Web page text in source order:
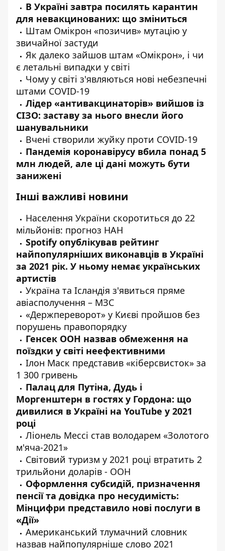
В Україні завтра посилять карантин
для невакцинованих: що зміниться
Штам Омікрон «позичив» мутацію у
звичайної застуди
Як далеко зайшов штам «Омікрон», і чи
є летальні випадки у світі
Чому у світі з'являються нові небезпечні
штами COVID-19
Лідер «антивакцинаторів» вийшов із
СІЗО: заставу за нього внесли його
шанувальники
Вчені створили жуйку проти COVID-19
Пандемія коронавірусу вбила понад 5
млн людей, але ці дані можуть бути
занижені
Інші важливі новини
Населення України скоротиться до 22
мільйонів: прогноз НАН
Spotify опублікував рейтинг
найпопулярніших виконавців в Україні
за 2021 рік. У ньому немає українських
артистів
Україна та Ісландія з'явиться пряме
авіасполучення – МЗС
«Держпереворот» у Києві пройшов без
порушень правопорядку
Генсек ООН назвав обмеження на
поїздки у світі неефективними
Ілон Маск представив «кіберсвисток» за
1 300 гривень
Палац для Путіна, Дудь і
Моргенштерн в гостях у Гордона: що
дивилися в Україні на YouTube у 2021
році
Ліонель Мессі став володарем «Золотого
м'яча-2021»
Світовий туризм у 2021 році втратить 2
трильйони доларів - ООН
Оформлення субсидій, призначення
пенсії та довідка про несудимість:
Мінцифри представило нові послуги в
«Дії»
Американський тлумачний словник
назвав найпопулярніше слово 2021